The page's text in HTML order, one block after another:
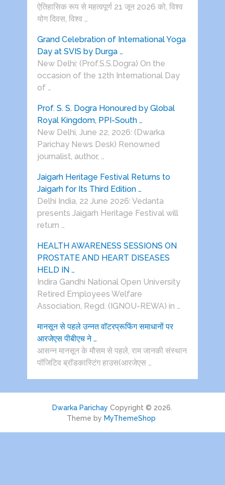
ऐतिहासिक रूप से महत्वपूर्ण 21 जून 2026 को, विश्व
योग दिवस, विश्व …
Grand Celebration of International Yoga
Day at SVIS by Durga …
New Delhi: (Prof.S.S.Dogra) On the
occasion of the 12th International Day
of …
Prof. S. S. Dogra Honoured by Global
Royal Kingdom, PPI-South …
New Delhi, June 22, 2026: (Dwarka
Parichay News Desk) Renowned
journalist, author, …
Jaigarh Heritage Festival Returns to
Jaigarh for Its Third Edition …
Delhi India, 22 June 2026: Vedanta
presents Jaigarh Heritage Festival will
return …
HEALTH AWARENESS SESSIONS ON
PROSTATE AND HEART DISEASES
HELD IN …
Indira Gandhi National Open University
Retired Employees Welfare
Association, Regd. (IGNOU-REWA) in …
मानसून से पहले उन्नत वॉटरप्रूफिंग समाधानों पर
आरजेएस पीबीएच ने …
आसन्न मानसून के मौसम से पहले, राम जानकी संस्थान
पॉजिटिव ब्रॉडकास्टिंग हाउस(आरजेएस …
Dwarka Parichay Copyright © 2026.
Theme by MyThemeShop